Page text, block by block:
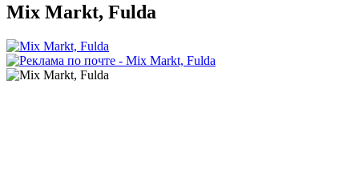
Mix Markt, Fulda